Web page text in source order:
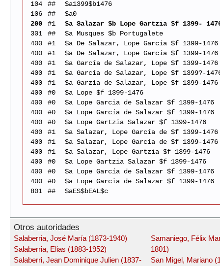
104
##
$a1399$b1476
106
##
$a0
200
#1
$a Salazar $b Lope Gartzia $f 1399-
301
##
$a Musques $b Portugalete
400
#1
$a De Salazar, Lope García $f 1399-1476
400
#1
$a De Salazar, Lope García $f 1399-1476
400
#1
$a García de Salazar, Lope $f 1399-1476
400
#1
$a García de Salazar, Lope $f 1399?-
400
#1
$a Garzía de Salazar, Lope $f 1399-1476
400
#0
$a Lope $f 1399-1476
400
#0
$a Lope Garcia de Salazar $f 1399-1476
400
#0
$a Lope García de Salazar $f 1399-1476
400
#0
$a Lope Gartzia Salazar $f 1399-1476
400
#1
$a Salazar, Lope García de $f 1399-1476
400
#1
$a Salazar, Lope García de $f 1399-1476
400
#1
$a Salazar, Lope Gartzia $f 1399-1476
400
#0
$a Lope Gartzia Salazar $f 1399-1476
400
#0
$a Lope García de Salazar $f 1399-1476
400
#0
$a Lope Garcia de Salazar $f 1399-1476
801
## $aES$bEAL$c
Otros autoridades
Salaberria, José María (1873-1940)
Salaberria, Elias (1883-1952)
Salaberri, Jean Dominique Julien (1837-
Samaniego, Félix
1801)
San Migel, Mariano